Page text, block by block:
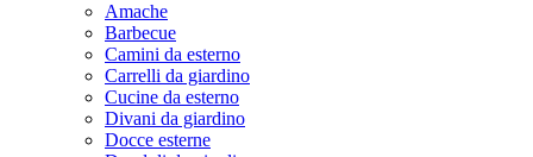
Amache
Barbecue
Camini da esterno
Carrelli da giardino
Cucine da esterno
Divani da giardino
Docce esterne